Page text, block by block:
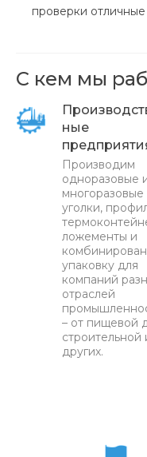
проверки
С кем мы
ные
Производим
одноразовые
многоразовые
уголки,
ложементы и
упаковку для
компаний
отраслей
– от пищевой
строительной
других.